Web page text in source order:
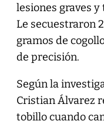
lesiones graves
Le secuestraron
gramos de
de precisión.
Según la
Cristian Álvarez
tobillo cuando